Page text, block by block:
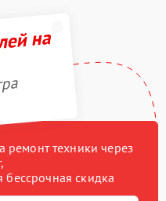
на
техники через
бессрочная скидка